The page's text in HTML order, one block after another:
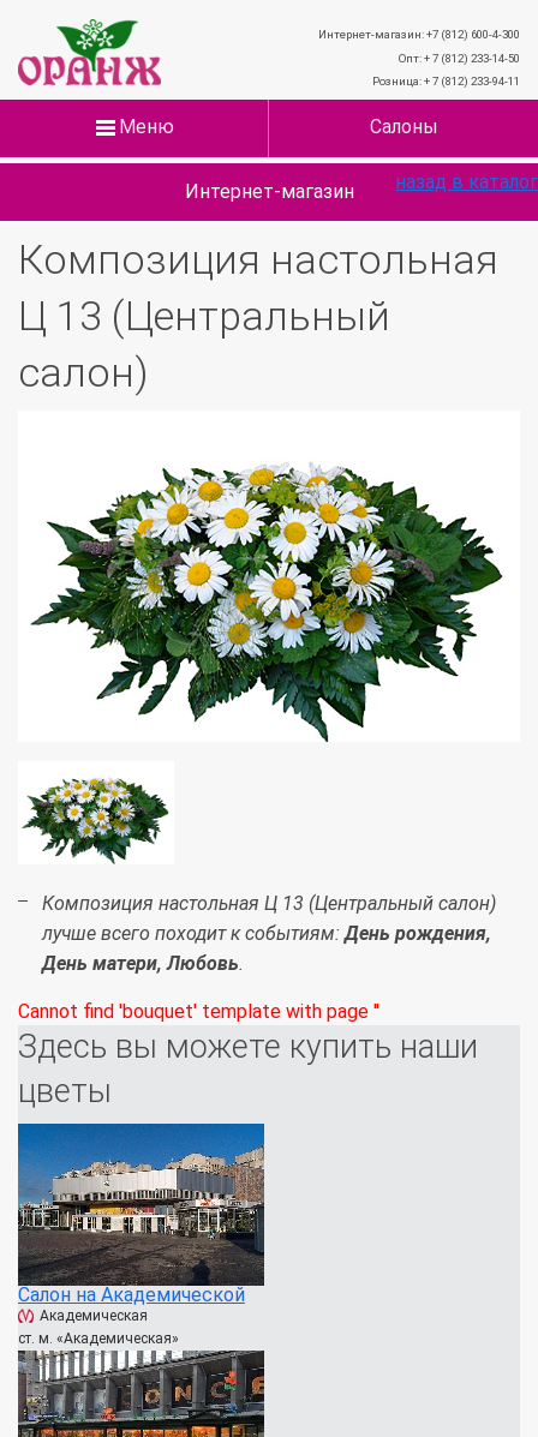
Интернет-магазин: +7 (812) 600-4-300
Опт: + 7 (812) 233-14-50
Розница: + 7 (812) 233-94-11
Меню Салоны
Интернет-магазин
Композиция настольная
Ц 13 (Центральный
салон)
назад в каталог
Композиция настольная Ц 13 (Центральный салон)
лучше всего походит к событиям:День рождения,
День матери, Любовь.
Cannot find 'bouquet' template with page ''
Здесь вы можете купить наши
цветы
Салон на Академической
Академическая
ст. м. «Академическая»